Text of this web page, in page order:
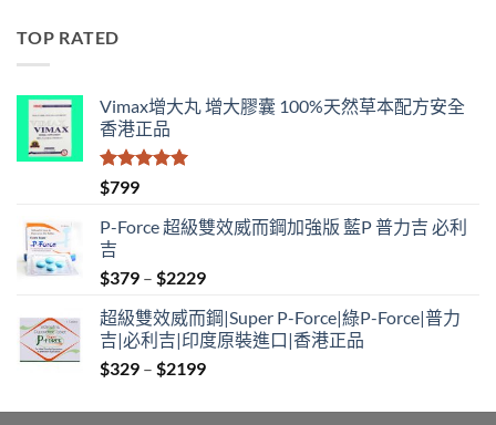
TOP RATED
Vimax增大丸 增大膠囊 100%天然草本配方安全
香港正品
評分
滿分 5
$799
P-Force 超級雙效威而鋼加強版 藍P 普力吉 必利
吉
$379 – $2229Price
$379
through
$2229
超級雙效威而鋼|Super P-Force|綠P-Force|普力
吉|必利吉|印度原裝進口|香港正品
$329 – $2199Price
$329